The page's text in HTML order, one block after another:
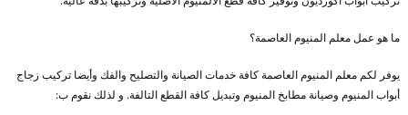
ما هو عمل معلم المنيوم العاصمة؟
يوفر لكم معلم المنيوم العاصمة كافة خدمات الصيانة والتصليح والفك وأيضا تركيب زجاج
أبواب المنيوم وصيانة مطابخ المنيوم وتبديل كافة القطع التالفة. و لذلك نقوم ب: